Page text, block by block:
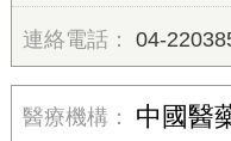
04-
中國醫